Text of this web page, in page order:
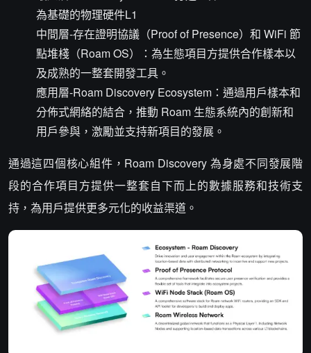
為基礎的物理硬件L1
中間層-存在證明協議（Proof of Presence）和 WiFi 節
點堆棧（Roam OS）：為生態項目方提供合作樣本以
及成熟的一整套開發工具。
應用層-Roam Discovery Ecosystem：通過用戶樣本和
分佈式網絡的結合，推動 Roam 生態系統內的創新和
用戶參與，激勵並支持新項目的發展。
通過這四個核心組件，Roam Discovery 為身處不同發展階
段的合作項目方提供一整套自下而上的數據服務和技術支
持，為用戶提供更多元化的收益渠道。